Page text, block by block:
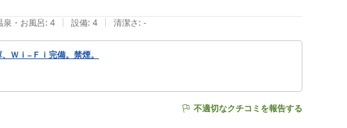
泉・お風呂: 4 | 設備: 4 | 清潔さ: -
Ｗｉ−Ｆｉ完備。禁煙。
不適切なクチコミを報告する